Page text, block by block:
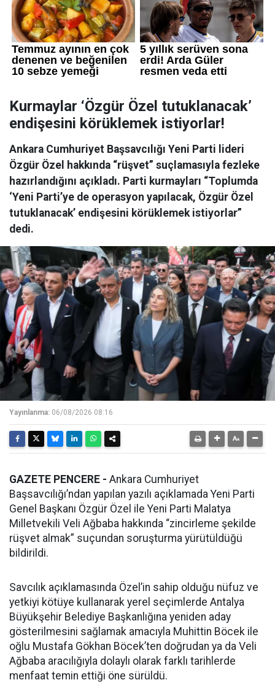
Kurmaylar ‘Özgür Özel tutuklanacak’
endişesini körüklemek istiyorlar!
Ankara Cumhuriyet Başsavcılığı Yeni Parti lideri
Özgür Özel hakkında “rüşvet” suçlamasıyla fezleke
hazırlandığını açıkladı. Parti kurmayları “Toplumda
‘Yeni Parti’ye de operasyon yapılacak, Özgür Özel
tutuklanacak’ endişesini körüklemek istiyorlar”
dedi.
Yayınlanma: 06/08/2026 08:16
GAZETE PENCERE - Ankara Cumhuriyet
Başsavcılığı’ndan yapılan yazılı açıklamada Yeni Parti
Genel Başkanı Özgür Özel ile Yeni Parti Malatya
Milletvekili Veli Ağbaba hakkında “zincirleme şekilde
rüşvet almak” suçundan soruşturma yürütüldüğü
bildirildi.
Savcılık açıklamasında Özel’in sahip olduğu nüfuz ve
yetkiyi kötüye kullanarak yerel seçimlerde Antalya
Büyükşehir Belediye Başkanlığına yeniden aday
gösterilmesini sağlamak amacıyla Muhittin Böcek ile
oğlu Mustafa Gökhan Böcek’ten doğrudan ya da Veli
Ağbaba aracılığıyla dolaylı olarak farklı tarihlerde
menfaat temin ettiği öne sürüldü.